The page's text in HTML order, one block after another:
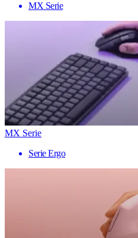
MX Serie
MX Serie
Serie Ergo